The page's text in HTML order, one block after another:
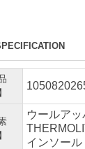
ウールア
インソール